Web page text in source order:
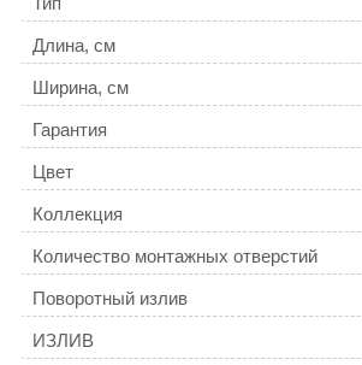
Длина, см
Ширина, см
Гарантия
Цвет
Коллекция
Количество монтажных отверстий
Поворотный излив
ИЗЛИВ